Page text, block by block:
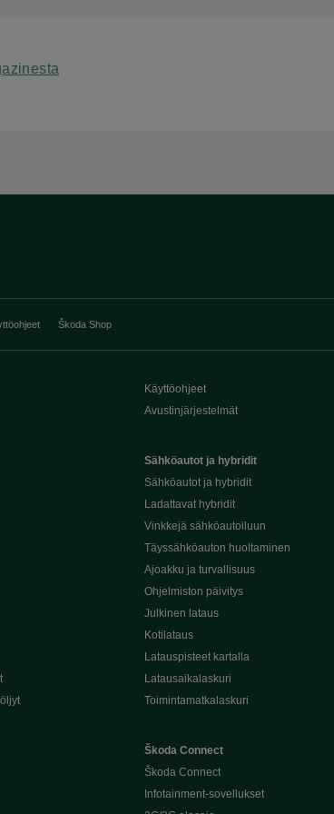
Škoda Shop
Käyttöohjeet
Avustinjärjestelmät
Sähköautot ja hybridit
Sähköautot ja hybridit
Ladattavat hybridit
Vinkkejä sähköautoiluun
Täyssähköauton huoltaminen
Ajoakku ja turvallisuus
Ohjelmiston päivitys
Julkinen lataus
Kotilataus
Latauspisteet kartalla
Latausaikalaskuri
Toimintamatkalaskuri
Škoda Connect
Škoda Connect
Infotainment-sovellukset